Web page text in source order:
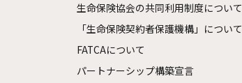
生命保険協会の共同利用制度について
「生命保険契約者保護機構」について
FATCAについて
パートナーシップ構築宣言